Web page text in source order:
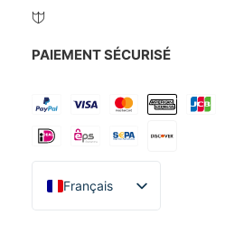
PAIEMENT SÉCURISÉ
Français
English